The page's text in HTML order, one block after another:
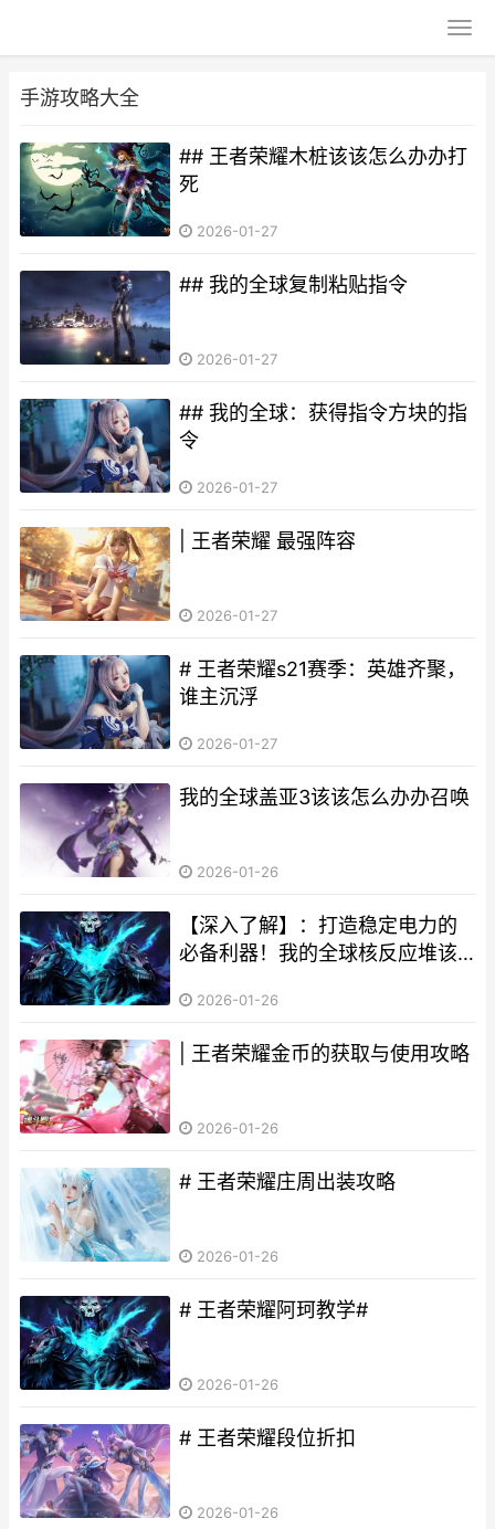
手游攻略大全
## 王者荣耀木桩该该怎么办办打
死
2026-01-27
## 我的全球复制粘贴指令
2026-01-27
## 我的全球：获得指令方块的指
令
2026-01-27
| 王者荣耀 最强阵容
2026-01-27
# 王者荣耀s21赛季：英雄齐聚，
谁主沉浮
2026-01-27
我的全球盖亚3该该怎么办办召唤
2026-01-26
【深入了解】：打造稳定电力的
必备利器！我的全球核反应堆该
2026-01-26
| 王者荣耀金币的获取与使用攻略
2026-01-26
# 王者荣耀庄周出装攻略
2026-01-26
# 王者荣耀阿珂教学#
2026-01-26
# 王者荣耀段位折扣
2026-01-26